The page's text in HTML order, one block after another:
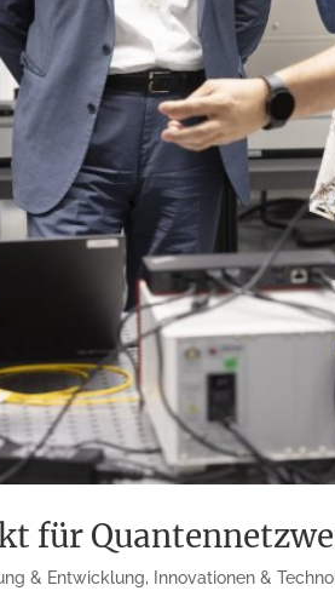
für
& Entwicklung, Innovationen &